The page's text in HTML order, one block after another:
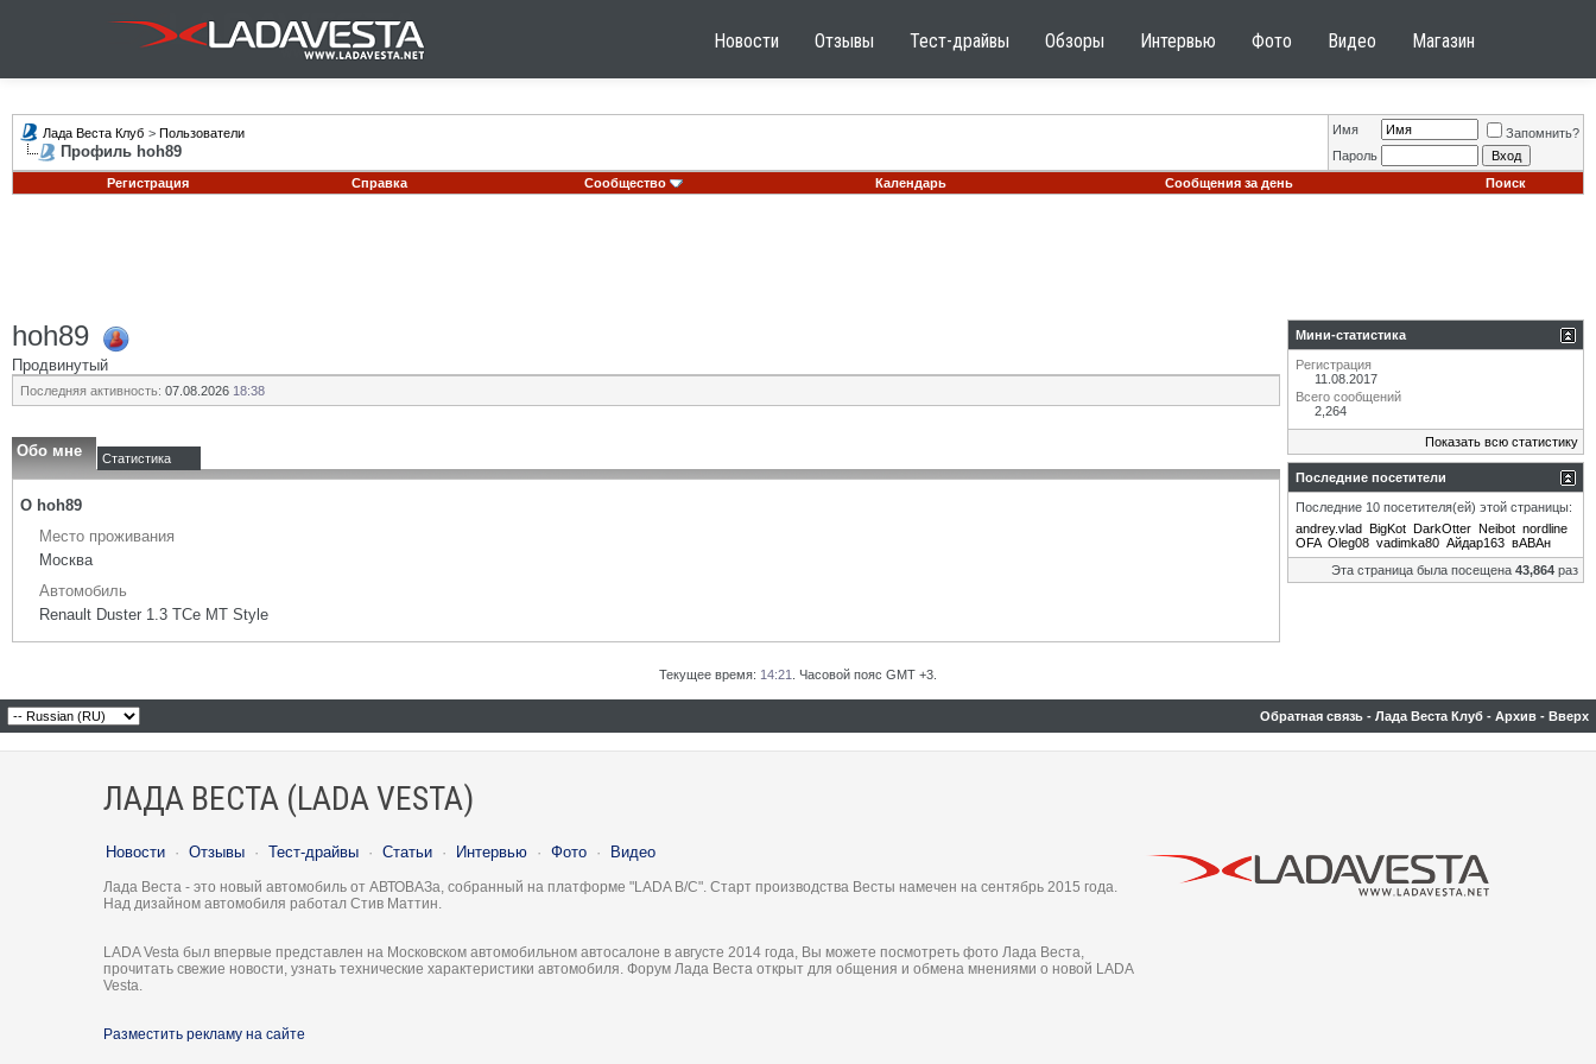
Новости Отзывы Тест-драйвы Обзоры Интервью Фото Видео Магазин
Лада Веста Клуб > Пользователи
Профиль hoh89
Имя
Запомнить?
Пароль
Регистрация
Справка Сообщество Календарь Сообщения за день Поиск
hoh89
Продвинутый
Последняя активность: 07.08.2026 18:38
Обо мне Статистика
О hoh89
Место проживания
Москва
Автомобиль
Renault Duster 1.3 TCe MT Style
Мини-статистика
Регистрация
11.08.2017
Всего сообщений
2,264
Показать всю статистику
Последние посетители
Последние 10 посетителя(ей) этой страницы:
andrey.vlad BigKot DarkOtter Neibot nordline
OFA Oleg08 vadimka80 Айдар163 вАВАн
Эта страница была посещена 43,864 раз
Текущее время: 14:21 . Часовой пояс GMT +3.
Обратная связь - Лада Веста Клуб - Архив - Вверх
ЛАДА ВЕСТА (LADA VESTA)
Новости · Отзывы · Тест-драйвы · Статьи · Интервью · Фото · Видео
Лада Веста - это новый автомобиль от АВТОВАЗа, собранный на платформе "LADA B/C". Старт производства Весты намечен на сентябрь 2015 года.
Над дизайном автомобиля работал Стив Маттин.
LADA Vesta был впервые представлен на Московском автомобильном автосалоне в августе 2014 года, Вы можете посмотреть фото Лада Веста,
прочитать свежие новости, узнать технические характеристики автомобиля. Форум Лада Веста открыт для общения и обмена мнениями о новой LADA
Vesta.
Разместить рекламу на сайте